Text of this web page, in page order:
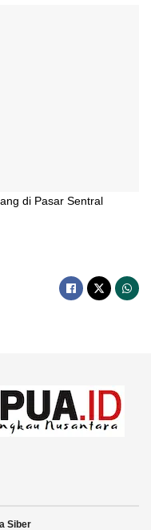
di Pasar Sentral
Siber